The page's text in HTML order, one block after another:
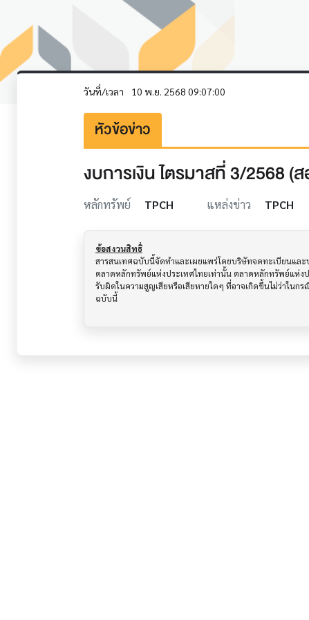
วันที่/เวลา 10 พ.ย. 2568 09:07:00
หัวข้อข่าว
งบการเงิน ไตรมาสที่ 3/2568 (
หลักทรัพย์ TPCH แหล่งข่าว TPCH
ข้อสงวนสิทธิ์
สารสนเทศฉบับนี้จัดทำและเผยแพร่โดยบริษัทจดทะเบียนแล
ตลาดหลักทรัพย์แห่งประเทศไทยเท่านั้น ตลาดหลักทรัพย์แห่ง
รับผิดในความสูญเสียหรือเสียหายใดๆ ที่อาจเกิดขึ้นไม่ว่าใน
ฉบับนี้